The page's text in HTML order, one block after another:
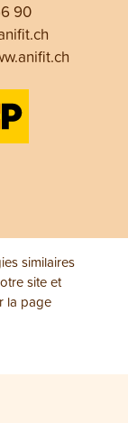
90
similaires
site et
la page